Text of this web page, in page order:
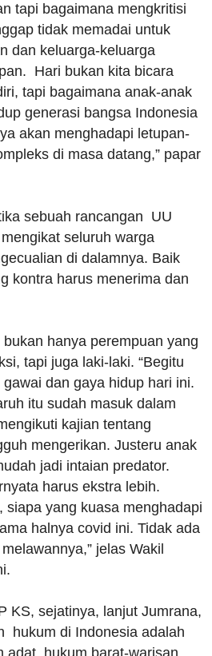
tapi bagaimana mengkritisi
tidak memadai untuk
dan keluarga-keluarga
Hari bukan kita bicara
tapi bagaimana anak-anak
generasi bangsa Indonesia
akan menghadapi letupan-
di masa datang,” papar
sebuah rancangan UU
seluruh warga
di dalamnya. Baik
kontra harus menerima dan
hanya perempuan yang
tapi juga laki-laki. “Begitu
dan gaya hidup hari ini.
itu sudah masuk dalam
kajian tentang
mengerikan. Justeru anak
jadi intaian predator.
harus ekstra lebih.
siapa yang kuasa menghadapi
halnya covid ini. Tidak ada
jelas Wakil
KS, sejatinya, lanjut Jumrana,
hukum di Indonesia adalah
adat, hukum barat-warisan